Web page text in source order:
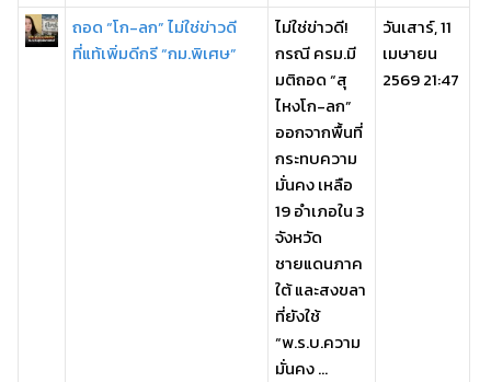
ถอด “โก-ลก” ไม่ใช่ข่าวดี
ที่แท้เพิ่มดีกรี “กม.พิเศษ”
ไม่ใช่ข่าวดี!
กรณี ครม.มี
มติถอด “สุ
ไหงโก-ลก”
ออกจากพื้นที่
กระทบความ
มั่นคง เหลือ
19 อำเภอใน 3
จังหวัด
ชายแดนภาค
ใต้ และสงขลา
ที่ยังใช้
“พ.ร.บ.ความ
มั่นคง ...
วันเสาร์, 11
เมษายน
2569 21:47